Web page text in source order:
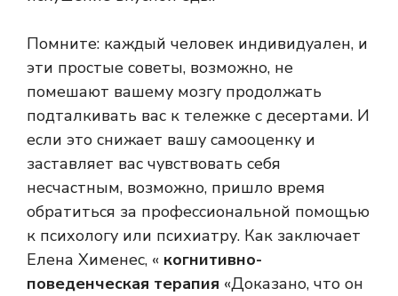
Помните: каждый человек индивидуален, и
эти простые советы, возможно, не
помешают вашему мозгу продолжать
подталкивать вас к тележке с десертами. И
если это снижает вашу самооценку и
заставляет вас чувствовать себя
несчастным, возможно, пришло время
обратиться за профессиональной помощью
к психологу или психиатру. Как заключает
Елена Хименес, « когнитивно-
поведенческая терапия «Доказано, что он